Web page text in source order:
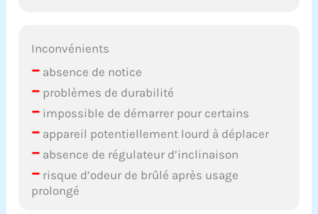
Inconvénients
– absence de notice
– problèmes de durabilité
– impossible de démarrer pour certains
– appareil potentiellement lourd à déplacer
– absence de régulateur d’inclinaison
– risque d’odeur de brûlé après usage
prolongé